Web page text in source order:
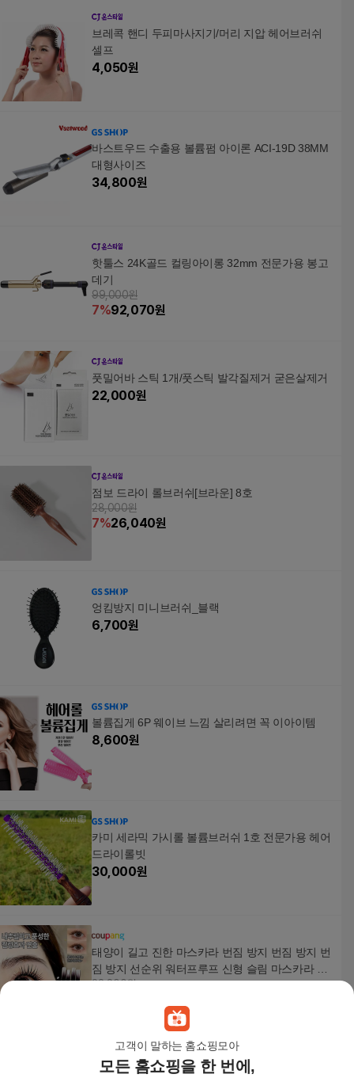
고객이 말하는 홈쇼핑모아
모든 홈쇼핑을 한 번에,
브레콕 핸디 두피마사지기/머리 지압 헤어브러쉬
셀프
4,050원
바스트우드 수출용 볼륨펌 아이론 ACI-19D 38MM
대형사이즈
34,800원
핫툴스 24K골드 컬링아이롱 32mm 전문가용 봉고
데기
99,000원
7%92,070원
풋밀어바 스틱 1개/풋스틱 발각질제거 굳은살제거
22,000원
점보 드라이 롤브러쉬[브라운] 8호
28,000원
7%26,040원
엉킴방지 미니브러쉬_블랙
6,700원
볼륨집게 6P 웨이브 느낌 살리려면 꼭 이아이템
8,600원
카미 세라믹 가시롤 볼륨브러쉬 1호 전문가용 헤어
드라이롤빗
30,000원
태양이 길고 진한 마스카라 번짐 방지 번짐 방지 번
짐 방지 선순위 워터프루프 신형 슬림 마스카라 세
22,800원
프리미엄 편백 꼬리빗